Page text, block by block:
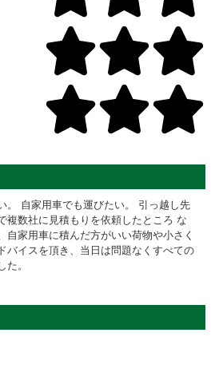
。 自家用車でも運びたい。 引っ越し先
複数社に見積もりを依頼したところ な
自家用車に積んだ方がいい荷物や小さく
バイスを頂き、当日は問題なくすべての
た。